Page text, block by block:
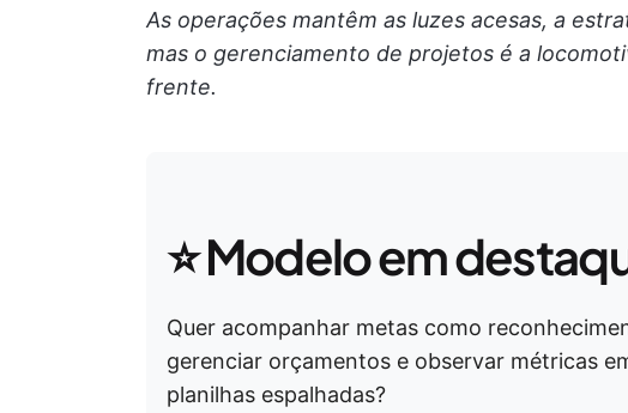
As operações mantêm as luzes acesas, a
mas o gerenciamento de projetos é a
frente.
⭐ Modelo em
Quer acompanhar metas como
gerenciar orçamentos e observar métricas
planilhas espalhadas?